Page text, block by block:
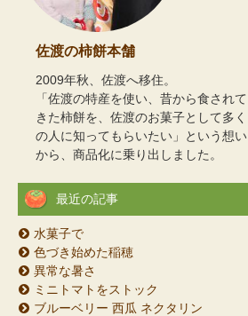
佐渡の柿餅本舗
2009年秋、佐渡へ移住。
「佐渡の特産を使い、昔から食されて
きた柿餅を、佐渡のお菓子として多く
の人に知ってもらいたい」という想い
から、商品化に乗り出しました。
最近の記事
水菓子で
色づき始めた稲穂
異常な暑さ
ミニトマトをストック
ブルーベリー 西瓜 ネクタリン